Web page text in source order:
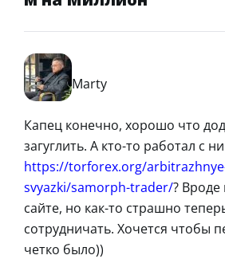
Marty
Капец конечно, хорошо что
загуглить. А кто-то работал с
https://torforex.org/
svyazki/samorph-trader/? Вроде
сайте, но как-то страшно
сотрудничать. Хочется чтобы
четко было))